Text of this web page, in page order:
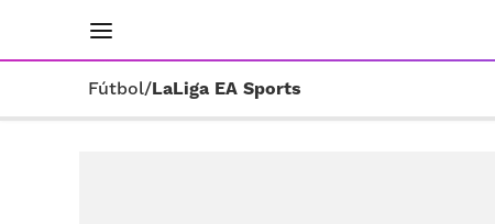
Fútbol/LaLiga EA Sports